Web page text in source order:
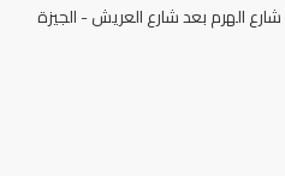
الهرم بعد شارع العريش - الجيزة